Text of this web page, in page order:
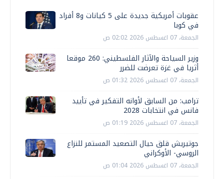
عقوبات أمريكية جديدة على 5 كيانات و8 أفراد
في كوبا
الجمعة، 07 اغسطس 2026 02:02 ص
وزير السياحة والآثار الفلسطيني: 260 موقعا
أثريا في غزة تعرضت للضرر
الجمعة، 07 اغسطس 2026 01:32 ص
ترامب: من السابق لأوانه التفكير في تأييد
فانس في انتخابات 2028
الجمعة، 07 اغسطس 2026 01:19 ص
جوتيريش قلق حيال التصعيد المستمر للنزاع
الروسي- الأوكراني
الجمعة، 07 اغسطس 2026 01:04 ص